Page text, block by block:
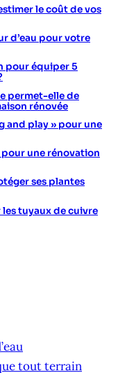
le coût de vos
d’eau pour votre
pour équiper 5
permet-elle de
rénovée
and play » pour une
une rénovation
ses plantes
tuyaux de cuivre
tout terrain